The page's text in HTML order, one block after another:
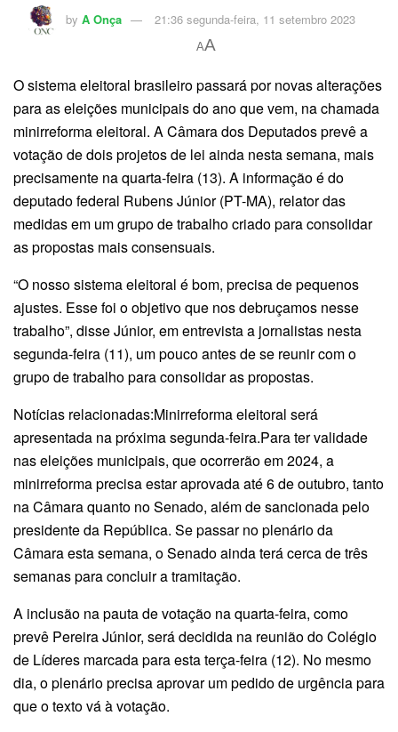
by A Onça 21:36 segunda-feira, 11 setembro 2023
AA
O sistema eleitoral brasileiro passará por novas alterações
para as eleições municipais do ano que vem, na chamada
minirreforma eleitoral. A Câmara dos Deputados prevê a
votação de dois projetos de lei ainda nesta semana, mais
precisamente na quarta-feira (13). A informação é do
deputado federal Rubens Júnior (PT-MA), relator das
medidas em um grupo de trabalho criado para consolidar
as propostas mais consensuais.
“O nosso sistema eleitoral é bom, precisa de pequenos
ajustes. Esse foi o objetivo que nos debruçamos nesse
trabalho”, disse Júnior, em entrevista a jornalistas nesta
segunda-feira (11), um pouco antes de se reunir com o
grupo de trabalho para consolidar as propostas.
Notícias relacionadas:Minirreforma eleitoral será
apresentada na próxima segunda-feira.Para ter validade
nas eleições municipais, que ocorrerão em 2024, a
minirreforma precisa estar aprovada até 6 de outubro, tanto
na Câmara quanto no Senado, além de sancionada pelo
presidente da República. Se passar no plenário da
Câmara esta semana, o Senado ainda terá cerca de três
semanas para concluir a tramitação.
A inclusão na pauta de votação na quarta-feira, como
prevê Pereira Júnior, será decidida na reunião do Colégio
de Líderes marcada para esta terça-feira (12). No mesmo
dia, o plenário precisa aprovar um pedido de urgência para
que o texto vá à votação.